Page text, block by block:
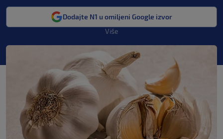
Dodajte N1 u omiljeni Google izvor
Više